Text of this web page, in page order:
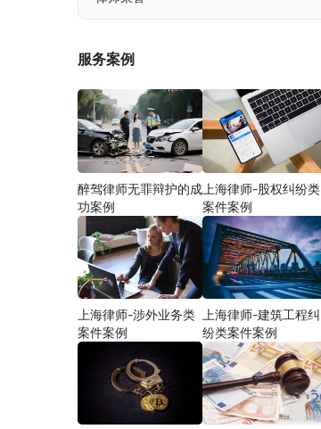
服务案例
醉驾律师无罪辩护的成
功案例
上海律师-股权纠纷类
案件案例
上海律师-涉外业务类
案件案例
上海律师-建筑工程纠
纷类案件案例